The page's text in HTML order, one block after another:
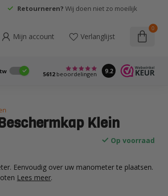
Retourneren? Wij doen niet zo moeilijk
Mijn account Verlanglijst
0
5612beoordelingen 9.2
Klein
Op voorraad
Eenvoudig over uw manometer te plaatsen.
Lees meer.